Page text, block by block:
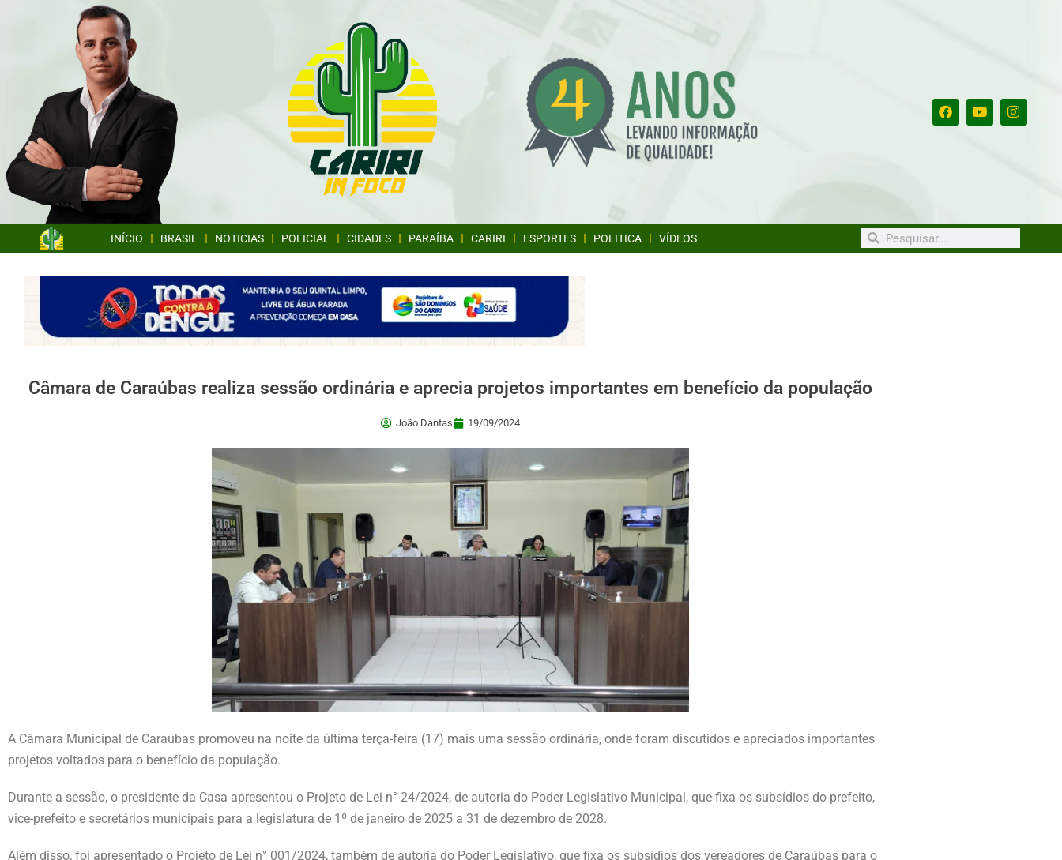
INÍCIO BRASIL NOTICIAS POLICIAL CIDADES PARAÍBA CARIRI ESPORTES POLITICA VÍDEOS
Câmara de Caraúbas realiza sessão ordinária e aprecia projetos importantes em benefício da população
João Dantas 19/09/2024
A Câmara Municipal de Caraúbas promoveu na noite da última terça-feira (17) mais uma sessão ordinária, onde foram discutidos e apreciados importantes
projetos voltados para o benefício da população.
Durante a sessão, o presidente da Casa apresentou o Projeto de Lei n° 24/2024, de autoria do Poder Legislativo Municipal, que fixa os subsídios do prefeito,
vice-prefeito e secretários municipais para a legislatura de 1º de janeiro de 2025 a 31 de dezembro de 2028.
Além disso, foi apresentado o Projeto de Lei n° 001/2024, também de autoria do Poder Legislativo, que fixa os subsídios dos vereadores de Caraúbas para o